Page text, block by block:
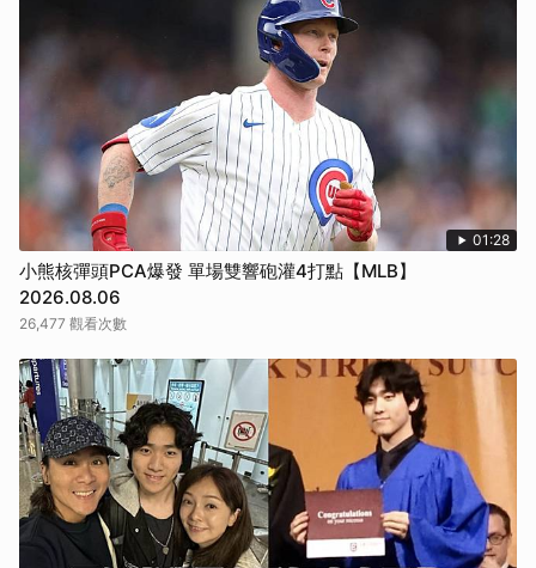
01:28
小熊核彈頭PCA爆發 單場雙響砲灌4打點【MLB】
2026.08.06
26,477 觀看次數